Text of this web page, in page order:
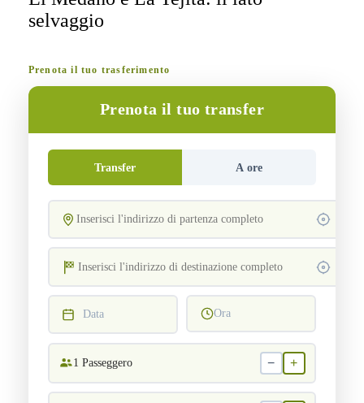
selvaggio
Prenota il tuo trasferimento
Prenota il tuo transfer
Transfer A ore
Data Ora
1 Passeggero − +